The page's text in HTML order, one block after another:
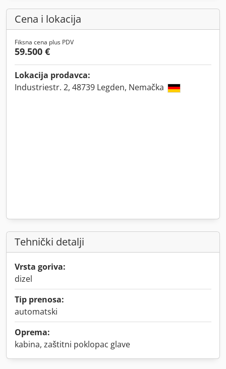
Cena i lokacija
Fiksna cena plus PDV
59.500 €
Lokacija prodavca:
Industriestr. 2, 48739 Legden, Nemačka
Tehnički detalji
Vrsta goriva:
dizel
Tip prenosa:
automatski
Oprema:
kabina, zaštitni poklopac glave